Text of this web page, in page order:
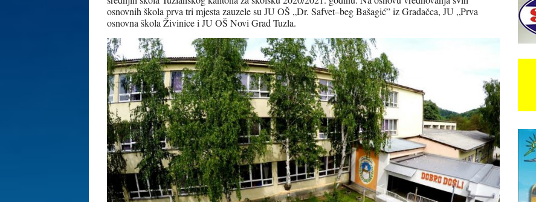
osnovnih škola prva tri mjesta zauzele su JU OŠ „Dr. Safvet–beg Bašagić” iz Gradačca, JU „Prva
osnovna škola Živinice i JU OŠ Novi Grad Tuzla.